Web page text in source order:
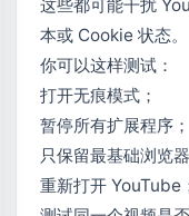
这些都可能干扰
本或 Cookie 状态。
你可以这样测试：
打开无痕模式；
暂停所有扩展程序；
只保留最基础浏览
重新打开 YouTube